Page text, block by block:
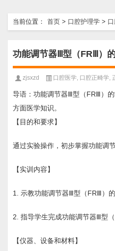
当前位置： 首页 > 口腔护理学 >
功能调节器Ⅲ型（FRⅢ）
zjsxzd 口腔医学, 口腔正畸学,
导语：功能调节器Ⅲ型（FRⅢ）
方面医学知识。
【目的和要求】
通过实验操作，初步掌握功能调
【实训内容】
1. 示教功能调节器Ⅲ型（FRⅢ）
2. 指导学生完成功能调节器Ⅲ型
【仪器、设备和材料】